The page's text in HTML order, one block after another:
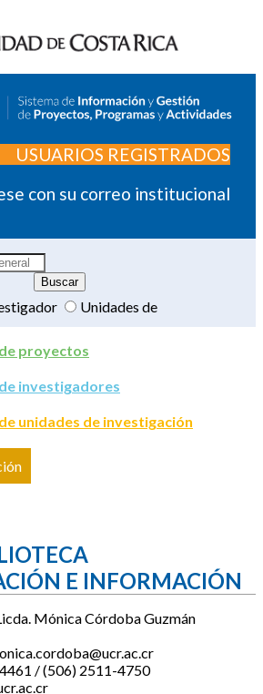
USUARIOS REGISTRADOS
con su correo institucional
Unidades de
proyectos
investigadores
unidades de investigación
E INFORMACIÓN
Mónica Córdoba Guzmán
/ (506) 2511-4750